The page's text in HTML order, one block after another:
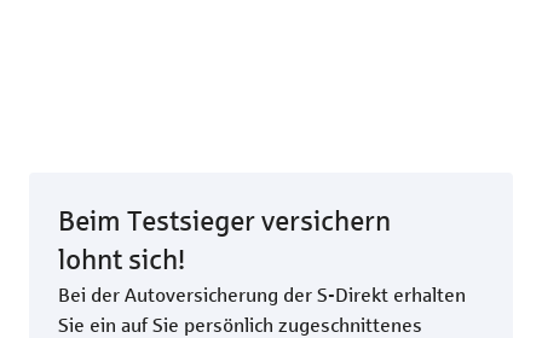
Beim Testsieger versichern
lohnt sich!
Bei der Autoversicherung der S-Direkt erhalten
Sie ein auf Sie persönlich zugeschnittenes